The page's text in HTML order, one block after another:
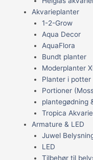
Akvarieplanter
1-2-Grow
Aqua Decor
AquaFlora
Bundt planter
Moderplanter
Planter i potter
Portioner
plantegødning
Tropica
Armature & LED
Juwel
LED
Tilbehør til